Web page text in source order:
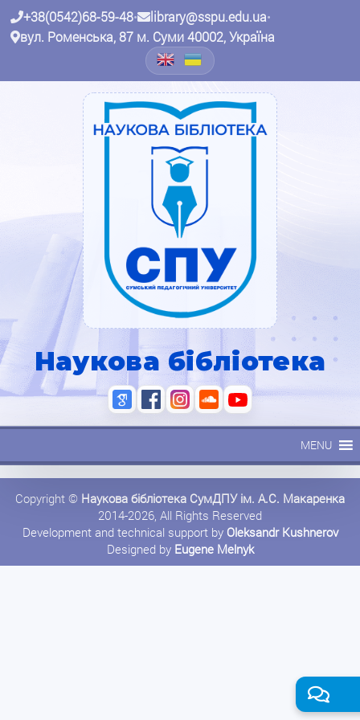
+38(0542)68-59-48• library@sspu.edu.ua•
вул. Роменська, 87 м. Суми 40002, Україна
Наукова бібліотека
MENU
Copyright © Наукова бібліотека СумДПУ ім. А.С. Макаренка
2014-2026, All Rights Reserved
Development and technical support by Oleksandr Kushnerov
Designed by Eugene Melnyk